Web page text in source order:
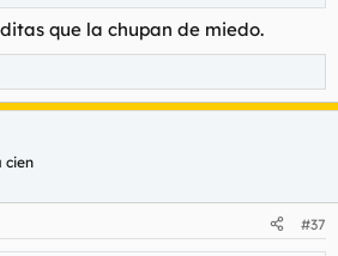
que la chupan de miedo.
cien
#37